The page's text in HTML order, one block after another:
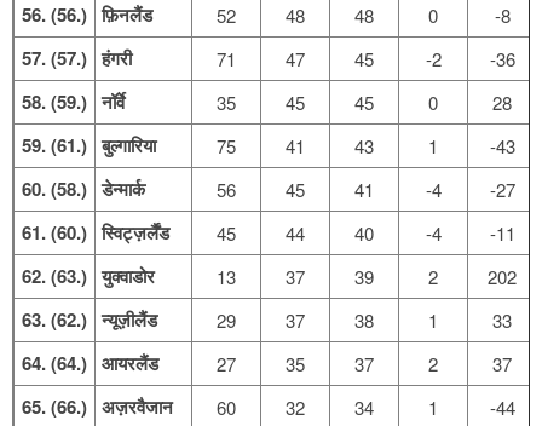
56. (56.) फ़िनलैंड 52 48 48 0 -8
57. (57.) हंगरी 71 47 45 -2 -36
58. (59.) नॉर्वे 35 45 45 0 28
59. (61.) बुल्गारिया 75 41 43 1 -43
60. (58.) डेन्मार्क 56 45 41 -4 -27
61. (60.) स्विट्ज़र्लैंड 45 44 40 -4 -11
62. (63.) युक्वाडोर 13 37 39 2 202
63. (62.) न्यूज़ीलैंड 29 37 38 1 33
64. (64.) आयरलैंड 27 35 37 2 37
65. (66.) अज़रवैजान 60 32 34 1 -44